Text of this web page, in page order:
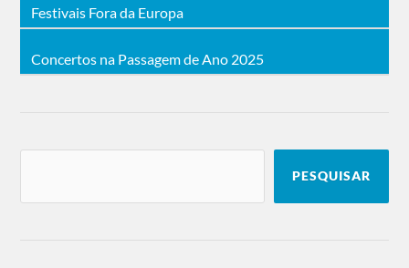
Festivais Fora da Europa
Concertos na Passagem de Ano 2025
PESQUISAR